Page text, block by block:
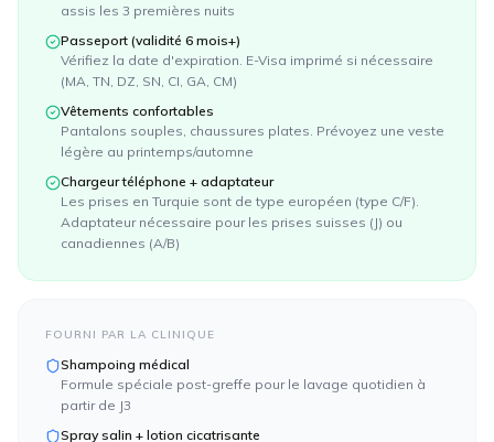
assis les 3 premières nuits
Passeport (validité 6 mois+)
Vérifiez la date d'expiration. E-Visa imprimé si nécessaire
(MA, TN, DZ, SN, CI, GA, CM)
Vêtements confortables
Pantalons souples, chaussures plates. Prévoyez une veste
légère au printemps/automne
Chargeur téléphone + adaptateur
Les prises en Turquie sont de type européen (type C/F).
Adaptateur nécessaire pour les prises suisses (J) ou
canadiennes (A/B)
FOURNI PAR LA CLINIQUE
Shampoing médical
Formule spéciale post-greffe pour le lavage quotidien à
partir de J3
Spray salin + lotion cicatrisante